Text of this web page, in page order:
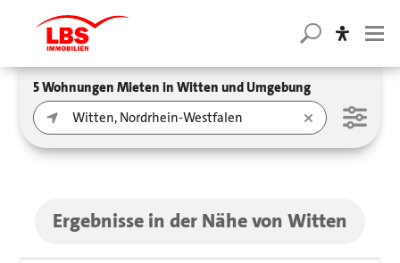
5 Wohnungen Mieten in Witten und Umgebung
Ergebnisse in der Nähe von Witten